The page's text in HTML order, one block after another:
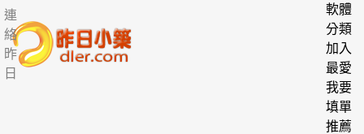
連
絡
昨
日
軟體
分類
加入
最愛
我要
填單
推薦